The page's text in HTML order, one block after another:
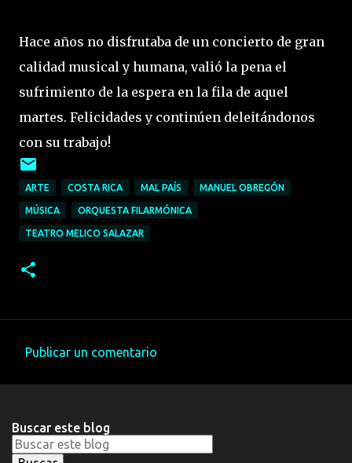
Hace años no disfrutaba de un concierto de gran
calidad musical y humana, valió la pena el
sufrimiento de la espera en la fila de aquel
martes. Felicidades y continúen deleitándonos
con su trabajo!
ARTE COSTA RICA MAL PAÍS MANUEL OBREGÓN
MÚSICA ORQUESTA FILARMÓNICA
TEATRO MELICO SALAZAR
e
n
Publicar un comentario
Buscar este blog